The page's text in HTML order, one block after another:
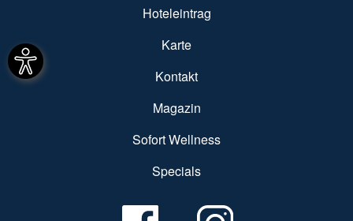
Hoteleintrag
Karte
Kontakt
Magazin
Sofort Wellness
Specials